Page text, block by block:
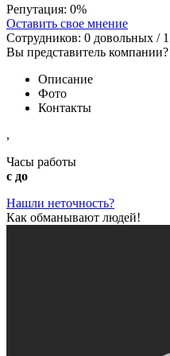
Репутация: 0%
Оставить свое мнение
Сотрудников: 0 довольных / 1
Вы представитель
Описание
Фото
Контакты
,
Часы работы
с до
Нашли неточность?
Как обманывают людей!